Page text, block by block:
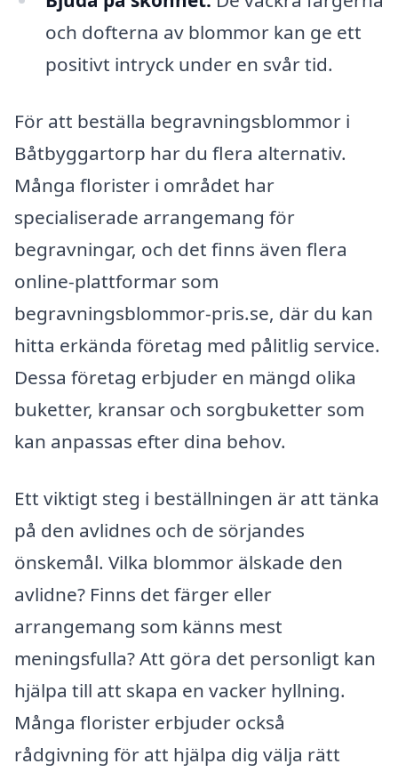
och dofterna av blommor kan ge ett
positivt intryck under en svår tid.
För att beställa begravningsblommor i
Båtbyggartorp har du flera alternativ.
Många florister i området har
specialiserade arrangemang för
begravningar, och det finns även flera
online-plattformar som
begravningsblommor-pris.se, där du kan
hitta erkända företag med pålitlig service.
Dessa företag erbjuder en mängd olika
buketter, kransar och sorgbuketter som
kan anpassas efter dina behov.
Ett viktigt steg i beställningen är att tänka
på den avlidnes och de sörjandes
önskemål. Vilka blommor älskade den
avlidne? Finns det färger eller
arrangemang som känns mest
meningsfulla? Att göra det personligt kan
hjälpa till att skapa en vacker hyllning.
Många florister erbjuder också
rådgivning för att hjälpa dig välja rätt